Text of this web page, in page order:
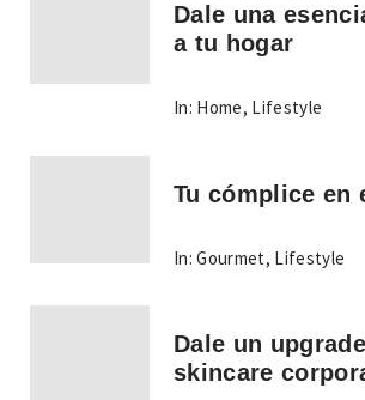
Dale una
a tu hogar
In: Home, Lifestyle
Tu cómplice en
In: Gourmet, Lifestyle
Dale un
skincare